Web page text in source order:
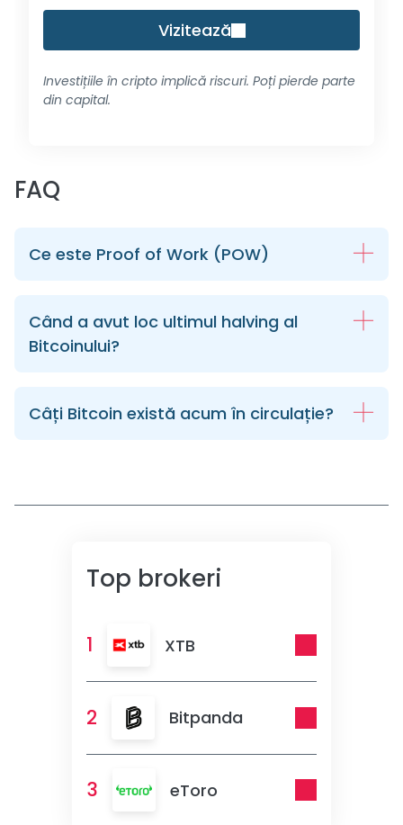
Vizitează
Investițiile în cripto implică riscuri. Poți pierde parte
din capital.
FAQ
Ce este Proof of Work (POW)
Când a avut loc ultimul halving al
Bitcoinului?
Câți Bitcoin există acum în circulație?
Top brokeri
1 XTB
2 Bitpanda
3 eToro